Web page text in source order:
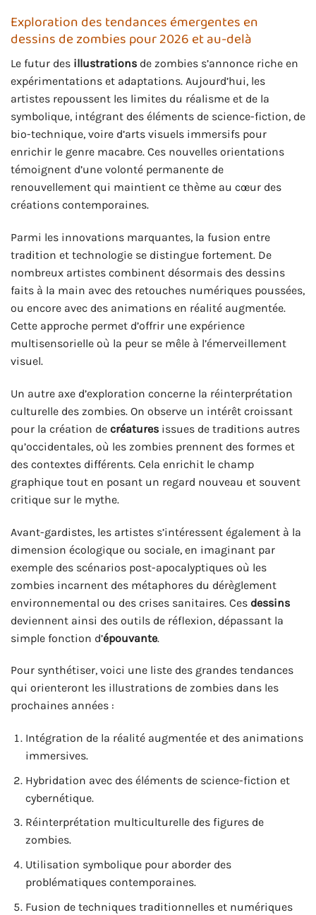
Exploration des tendances émergentes en
dessins de zombies pour 2026 et au-delà
Le futur des illustrations de zombies s’annonce riche en
expérimentations et adaptations. Aujourd’hui, les
artistes repoussent les limites du réalisme et de la
symbolique, intégrant des éléments de science-fiction, de
bio-technique, voire d’arts visuels immersifs pour
enrichir le genre macabre. Ces nouvelles orientations
témoignent d’une volonté permanente de
renouvellement qui maintient ce thème au cœur des
créations contemporaines.
Parmi les innovations marquantes, la fusion entre
tradition et technologie se distingue fortement. De
nombreux artistes combinent désormais des dessins
faits à la main avec des retouches numériques poussées,
ou encore avec des animations en réalité augmentée.
Cette approche permet d’offrir une expérience
multisensorielle où la peur se mêle à l’émerveillement
visuel.
Un autre axe d’exploration concerne la réinterprétation
culturelle des zombies. On observe un intérêt croissant
pour la création de créatures issues de traditions autres
qu’occidentales, où les zombies prennent des formes et
des contextes différents. Cela enrichit le champ
graphique tout en posant un regard nouveau et souvent
critique sur le mythe.
Avant-gardistes, les artistes s’intéressent également à la
dimension écologique ou sociale, en imaginant par
exemple des scénarios post-apocalyptiques où les
zombies incarnent des métaphores du dérèglement
environnemental ou des crises sanitaires. Ces dessins
deviennent ainsi des outils de réflexion, dépassant la
simple fonction d’épouvante.
Pour synthétiser, voici une liste des grandes tendances
qui orienteront les illustrations de zombies dans les
prochaines années :
Intégration de la réalité augmentée et des animations
immersives.
Hybridation avec des éléments de science-fiction et
cybernétique.
Réinterprétation multiculturelle des figures de
zombies.
Utilisation symbolique pour aborder des
problématiques contemporaines.
Fusion de techniques traditionnelles et numériques